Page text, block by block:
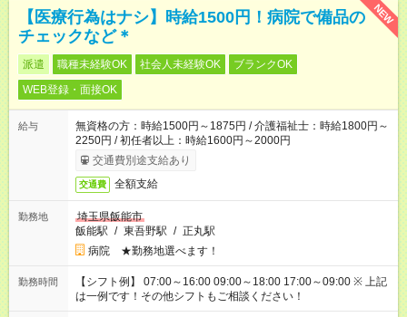
NEW
【医療行為はナシ】時給1500円！病院で備品の
チェックなど＊
派遣 職種未経験OK 社会人未経験OK
ブランクOK
WEB登録・面接OK
給与
無資格の方：時給1500円～1875円 / 介護福祉士：時給1800円～
2250円 / 初任者以上：時給1600円～2000円
交通費別途支給あり
交通費 全額支給
勤務地
埼玉県飯能市
飯能駅 / 東吾野駅 / 正丸駅
病院 ★勤務地選べます！
勤務時間
【シフト例】 07:00～16:00 09:00～18:00 17:00～09:00 ※ 上記
は一例です！その他シフトもご相談ください！